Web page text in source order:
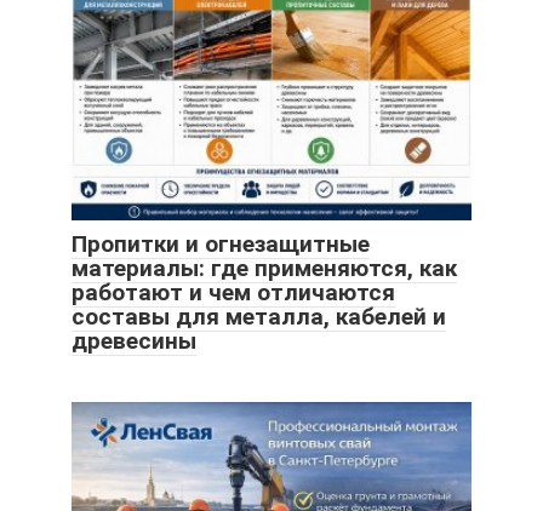
Пропитки и огнезащитные
материалы: где применяются, как
работают и чем отличаются
составы для металла, кабелей и
древесины